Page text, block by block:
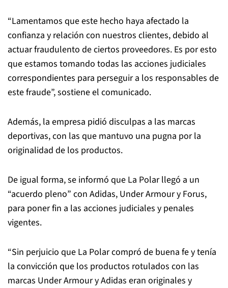
“Lamentamos que este hecho haya afectado la
confianza y relación con nuestros clientes, debido al
actuar fraudulento de ciertos proveedores. Es por esto
que estamos tomando todas las acciones judiciales
correspondientes para perseguir a los responsables de
este fraude”, sostiene el comunicado.
Además, la empresa pidió disculpas a las marcas
deportivas, con las que mantuvo una pugna por la
originalidad de los productos.
De igual forma, se informó que La Polar llegó a un
“acuerdo pleno” con Adidas, Under Armour y Forus,
para poner fin a las acciones judiciales y penales
vigentes.
“Sin perjuicio que La Polar compró de buena fe y tenía
la convicción que los productos rotulados con las
marcas Under Armour y Adidas eran originales y